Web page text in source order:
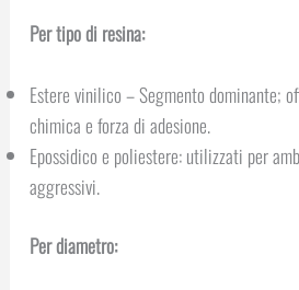
Per tipo di resina:
Estere vinilico – Segmento dominante;
chimica e forza di adesione.
Epossidico e poliestere: utilizzati per
aggressivi.
Per diametro: